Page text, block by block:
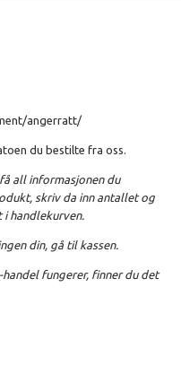
angerratt/
du bestilte fra oss.
all informasjonen du
skriv da inn antallet og
handlekurven.
din, gå til kassen.
fungerer, finner du det